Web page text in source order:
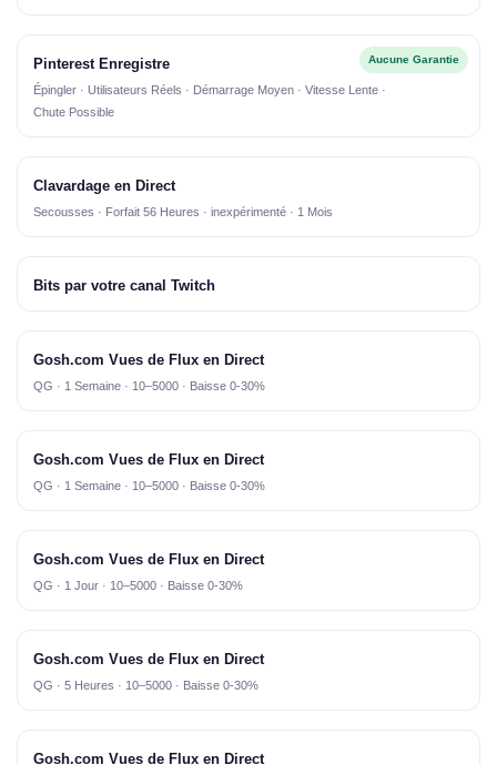
Aucune Garantie
Pinterest Enregistre
Épingler · Utilisateurs Réels · Démarrage Moyen · Vitesse Lente ·
Chute Possible
Clavardage en Direct
Secousses · Forfait 56 Heures · inexpérimenté · 1 Mois
Bits par votre canal Twitch
Gosh.com Vues de Flux en Direct
QG · 1 Semaine · 10–5000 · Baisse 0-30%
Gosh.com Vues de Flux en Direct
QG · 1 Semaine · 10–5000 · Baisse 0-30%
Gosh.com Vues de Flux en Direct
QG · 1 Jour · 10–5000 · Baisse 0-30%
Gosh.com Vues de Flux en Direct
QG · 5 Heures · 10–5000 · Baisse 0-30%
Gosh.com Vues de Flux en Direct